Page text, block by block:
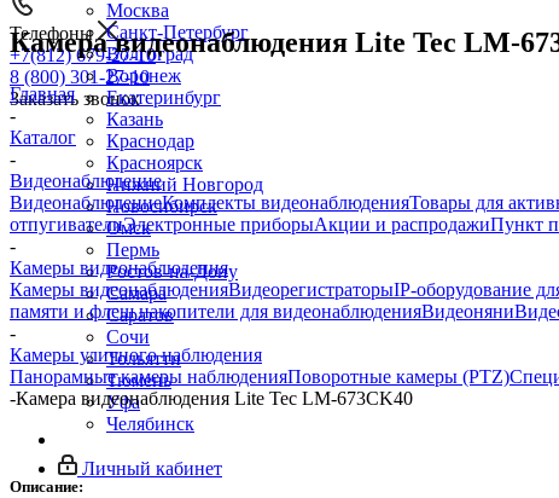
Телефоны
+7(812) 679-27-10
8 (800) 301-27-10
Заказать звонок
Москва
Санкт-Петербург
Волгоград
Воронеж
Екатеринбург
Казань
Краснодар
Красноярск
Нижний Новгород
Новосибирск
Омск
Пермь
Ростов-на-Дону
Самара
Саратов
Сочи
Тольятти
Тюмень
Уфа
Челябинск
Личный кабинет
Камера видеонаблюдения Lite Tec LM-
Главная
-
Каталог
-
Видеонаблюдение
ВидеонаблюдениеКомплекты видеонаблюденияТовары для
отпугивателиЭлектронные приборыАкции и распродажиПункт
-
Камеры видеонаблюдения
Камеры видеонаблюденияВидеорегистраторыIP-оборудование
памяти и флеш накопители для видеонаблюденияВидеоняни
-
Камеры уличного наблюдения
Панорамные камеры наблюденияПоворотные камеры (PTZ)
-Камера видеонаблюдения Lite Tec LM-673CK40
Описание: